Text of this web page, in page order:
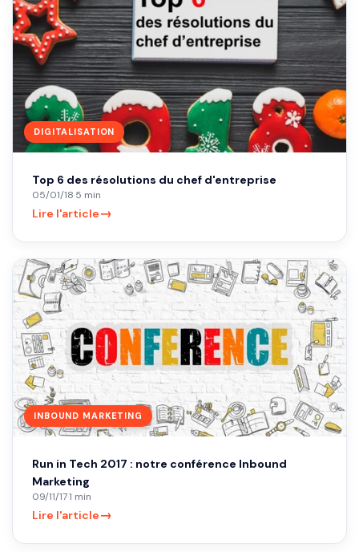
DIGITALISATION
Top 6 des résolutions du chef d'entreprise
05/01/18·5 min
Lire l'article→
INBOUND MARKETING
Run in Tech 2017 : notre conférence Inbound
Marketing
09/11/17·1 min
Lire l'article→